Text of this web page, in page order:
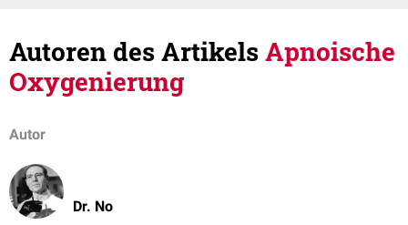
Autoren des ArtikelsApnoische
Oxygenierung
Autor
Dr. No